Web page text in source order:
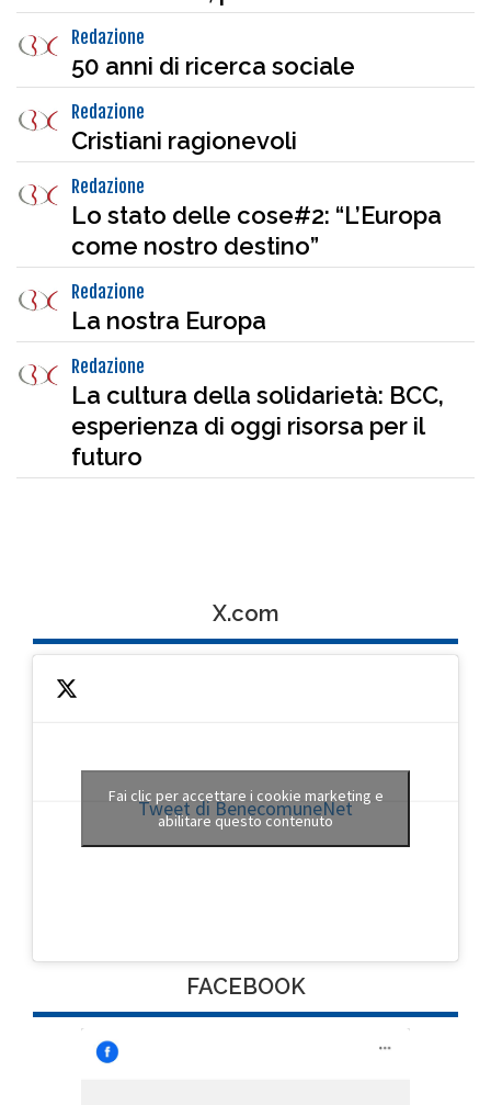
Redazione
50 anni di ricerca sociale
Redazione
Cristiani ragionevoli
Redazione
Lo stato delle cose#2: “L’Europa
come nostro destino”
Redazione
La nostra Europa
Redazione
La cultura della solidarietà: BCC,
esperienza di oggi risorsa per il
futuro
X.com
Tweet di BenecomuneNet
Fai clic per accettare i cookie marketing e
abilitare questo contenuto
FACEBOOK